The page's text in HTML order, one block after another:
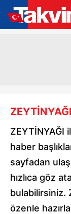
ZEYTİNYAĞI
haber
sayfadan
hızlıca göz
bulabilirsiniz.
özenle